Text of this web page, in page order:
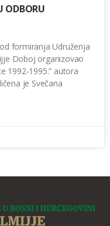
ODBORU
formiranja Udruženja
Doboj organizovao
1992-1995.“ autora
je Svečana